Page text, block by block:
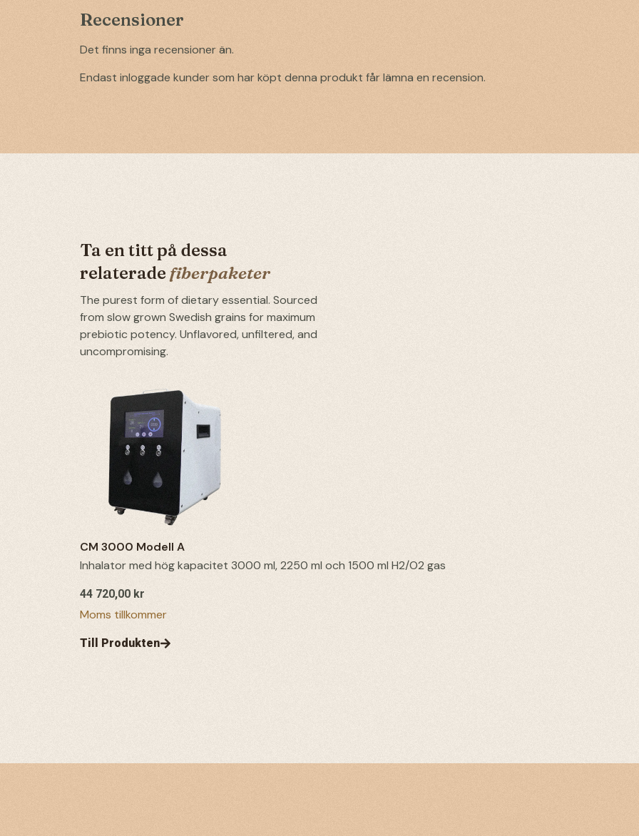
Recensioner
Det finns inga recensioner än.
Endast inloggade kunder som har köpt denna produkt får lämna en recension.
Ta en titt på dessa
relaterade fiberpaketer
The purest form of dietary essential. Sourced
from slow grown Swedish grains for maximum
prebiotic potency. Unflavored, unfiltered, and
uncompromising.
CM 3000 Modell A
Inhalator med hög kapacitet 3000 ml, 2250 ml och 1500 ml H2/O2 gas
44 720,00 kr
Moms tillkommer
Till Produkten